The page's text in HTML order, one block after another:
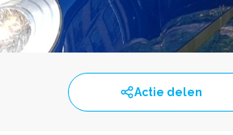
Actie delen